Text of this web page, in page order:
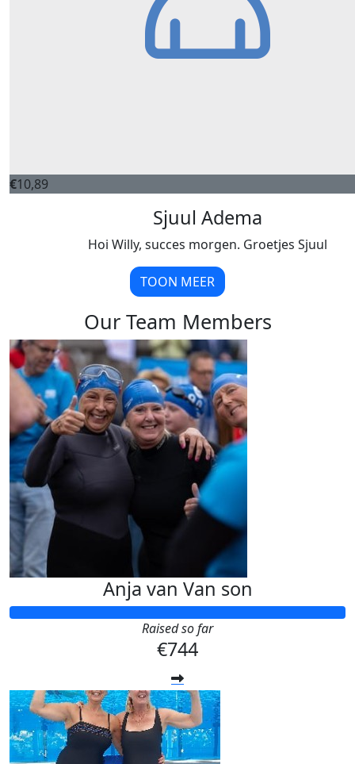
€10,89
Sjuul Adema
Hoi Willy, succes morgen. Groetjes Sjuul
TOON MEER
Our Team Members
Anja van Van son
Raised so far
€744